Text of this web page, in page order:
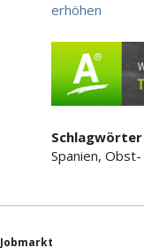
erhöhen
Schlagwörter
Spanien,
Jobmarkt